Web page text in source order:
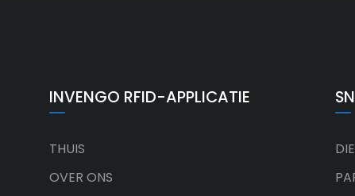
INVENGO RFID-APPLICATIE
THUIS
OVER ONS